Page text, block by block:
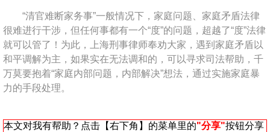
“清官难断家务事”一般情况下，家庭问题、家庭矛盾法律
很难进行干涉，但任何事都有一个“度”的问题，超越了“度”法律
就可以管了！为此，上海刑事律师奉劝大家，遇到家庭矛盾以
和平调解为主，如果实在无法调和的，可以寻求司法帮助，千
万莫要抱着“家庭内部问题，内部解决”想法，通过实施家庭暴
力的手段处理。
本文对我有帮助？点击【右下角】的菜单里的"分享"按钮分享